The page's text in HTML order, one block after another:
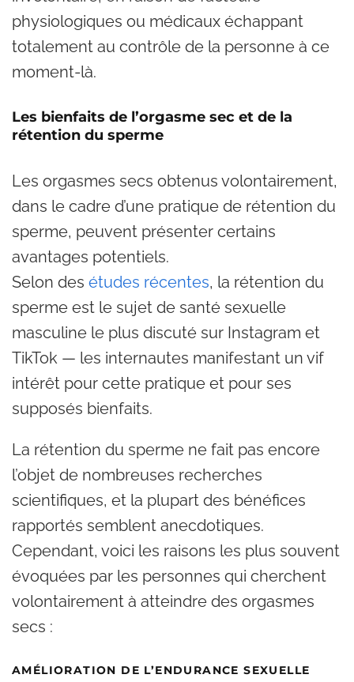
physiologiques ou médicaux échappant
totalement au contrôle de la personne à ce
moment-là.
Les bienfaits de l’orgasme sec et de la
rétention du sperme
Les orgasmes secs obtenus volontairement,
dans le cadre d’une pratique de rétention du
sperme, peuvent présenter certains
avantages potentiels.
Selon des études récentes, la rétention du
sperme est le sujet de santé sexuelle
masculine le plus discuté sur Instagram et
TikTok — les internautes manifestant un vif
intérêt pour cette pratique et pour ses
supposés bienfaits.
La rétention du sperme ne fait pas encore
l’objet de nombreuses recherches
scientifiques, et la plupart des bénéfices
rapportés semblent anecdotiques.
Cependant, voici les raisons les plus souvent
évoquées par les personnes qui cherchent
volontairement à atteindre des orgasmes
secs :
AMÉLIORATION DE L’ENDURANCE SEXUELLE